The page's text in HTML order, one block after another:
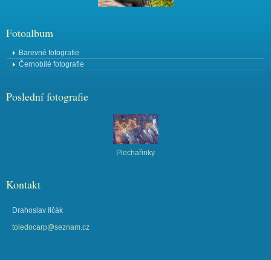
Fotoalbum
Barevné fotografie
Černobílé fotografie
Poslední fotografie
Plechařinky
Kontakt
Drahoslav Ilčák
toledocarp@seznam.cz